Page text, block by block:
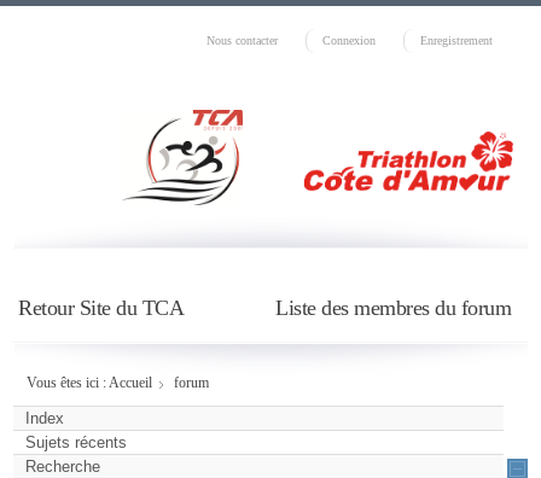
Nous contacter Connexion Enregistrement
Retour Site du TCA Liste des membres du forum
Vous êtes ici :Accueil forum
Index
Sujets récents
Recherche